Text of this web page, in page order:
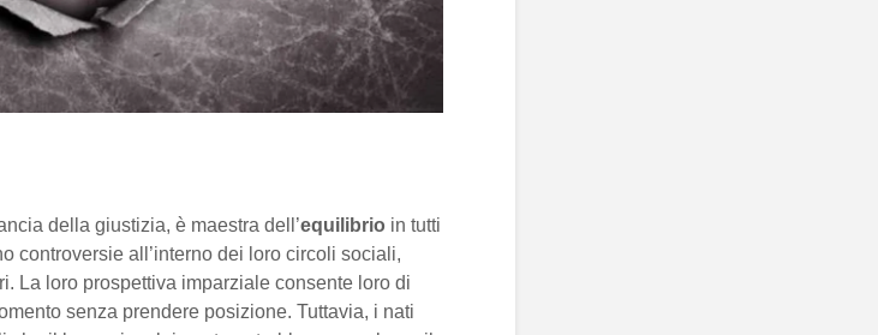
della giustizia, è maestra dell’equilibrio in tutti
controversie all’interno dei loro circoli sociali,
La loro prospettiva imparziale consente loro di
senza prendere posizione. Tuttavia, i nati